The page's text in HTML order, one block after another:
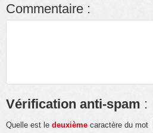
Commentaire :
Vérification anti-spam :
Quelle est le deuxième caractère du mot